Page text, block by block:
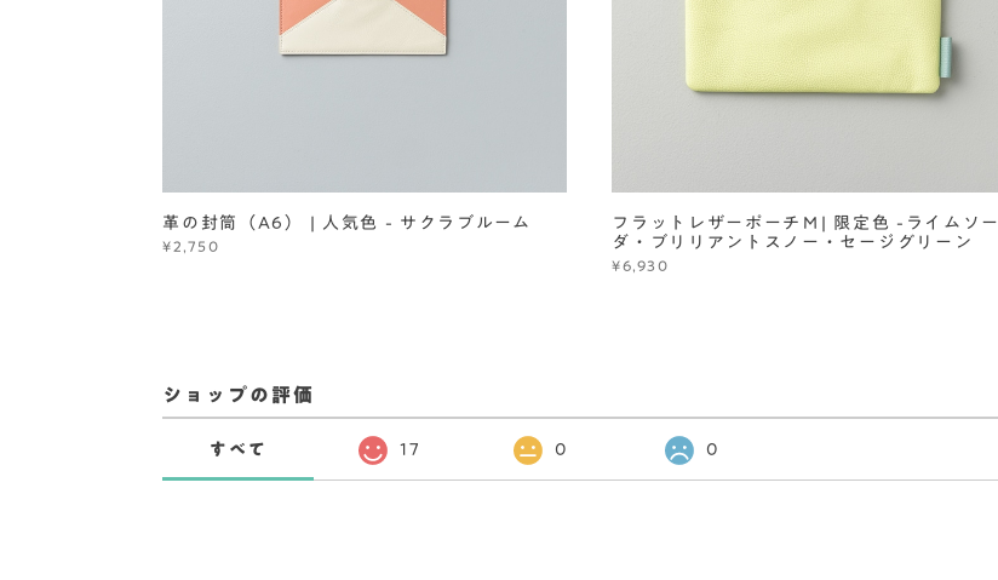
革の封筒（A6） | 人気色 - サクラブルーム
¥2,750
フラットレザーポーチＭ| 限定色 -ライムソー
ダ・ブリリアントスノー・セージグリーン
¥6,930
ショップの評価
すべて 17 0 0